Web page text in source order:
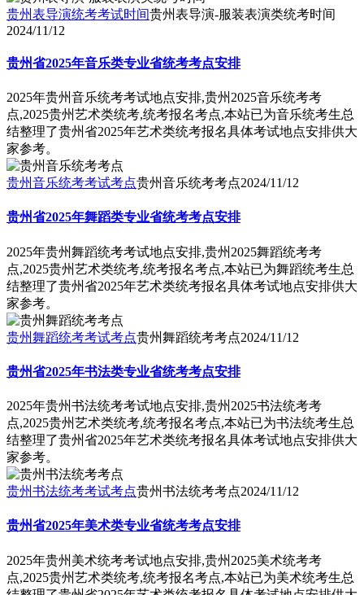
贵州表导演统考考试时间贵州表导演-服装表演类统考时间
2024/11/12
贵州省2025年音乐类专业省统考考点安排
2025年贵州音乐统考考试地点安排,贵州2025音乐统考考
点,2025贵州艺术类统考,统考报名考点,本站已为音乐统考生总
结整理了贵州省2025年艺术类统考报名具体考试地点安排供大
家参考。
贵州音乐统考考试考点贵州音乐统考考点2024/11/12
贵州省2025年舞蹈类专业省统考考点安排
2025年贵州舞蹈统考考试地点安排,贵州2025舞蹈统考考
点,2025贵州艺术类统考,统考报名考点,本站已为舞蹈统考生总
结整理了贵州省2025年艺术类统考报名具体考试地点安排供大
家参考。
贵州舞蹈统考考试考点贵州舞蹈统考考点2024/11/12
贵州省2025年书法类专业省统考考点安排
2025年贵州书法统考考试地点安排,贵州2025书法统考考
点,2025贵州艺术类统考,统考报名考点,本站已为书法统考生总
结整理了贵州省2025年艺术类统考报名具体考试地点安排供大
家参考。
贵州书法统考考试考点贵州书法统考考点2024/11/12
贵州省2025年美术类专业省统考考点安排
2025年贵州美术统考考试地点安排,贵州2025美术统考考
点,2025贵州艺术类统考,统考报名考点,本站已为美术统考生总